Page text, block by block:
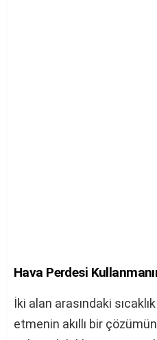
Hava Perdesi
İki alan arasındaki
etmenin akıllı bir